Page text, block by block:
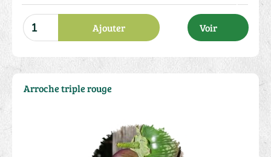
Ajouter Voir
Arroche triple rouge